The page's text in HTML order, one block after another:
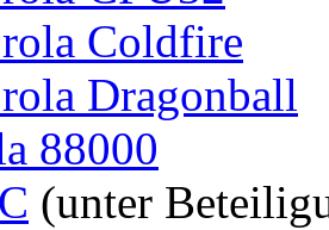
Coldfire
Dragonball
88000
(unter